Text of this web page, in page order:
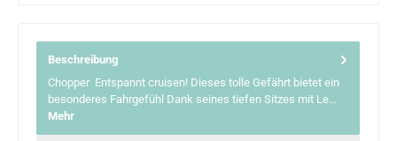
Beschreibung
Chopper Entspannt cruisen! Dieses tolle Gefährt bietet ein
besonderes Fahrgefühl Dank seines tiefen Sitzes mit Le…
Mehr